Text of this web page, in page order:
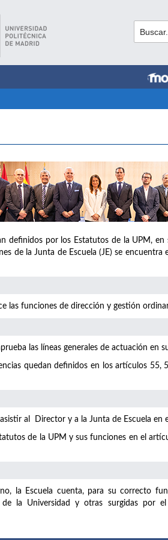
definidos por los Estatutos de la UPM,
de la Junta de Escuela (JE) se encuentra
las funciones de dirección y gestión
las líneas generales de actuación en
quedan definidos en los artículos 55,
al Director y a la Junta de Escuela en
de la UPM y sus funciones en el
la Escuela cuenta, para su correcto
la Universidad y otras surgidas por